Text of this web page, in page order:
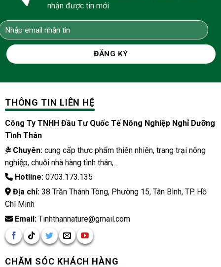
nhận được tin mới
THÔNG TIN LIÊN HỆ
Công Ty TNHH Đầu Tư Quốc Tế Nông Nghiệp Nghỉ Dưỡng
Tình Thân
Chuyên:cung cấp thực phẩm thiên nhiên, trang trại nông
nghiệp, chuỗi nhà hàng tình thân,…
Hotline:0703.173.135
Địa chỉ:38 Trần Thánh Tông, Phường 15, Tân Bình, TP. Hồ
Chí Minh
Email:Tinhthannature@gmail.com
CHĂM SÓC KHÁCH HÀNG